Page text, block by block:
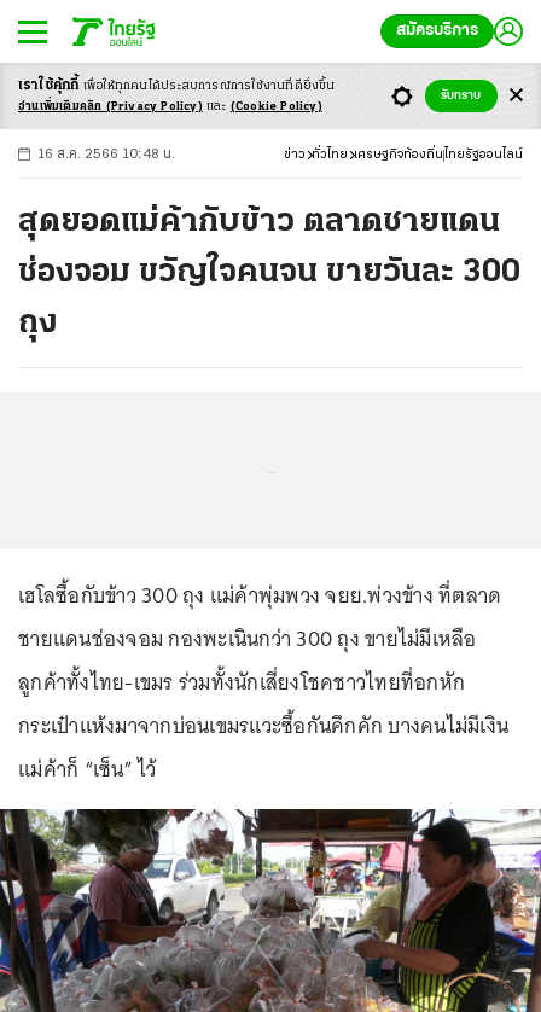
สมัครบริการ
-ก ก ก+
16 ส.ค. 2566 10:48 น. ข่าว ทั่วไทย เศรษฐกิจท้องถิ่น ไทยรัฐออนไลน์
สุดยอดแม่ค้ากับข้าว ตลาดชายแดน
ช่องจอม ขวัญใจคนจน ขายวันละ 300
ถุง
เฮโลซื้อกับข้าว 300 ถุง แม่ค้าพุ่มพวง จยย.พ่วงข้าง ที่ตลาด
ชายแดนช่องจอม กองพะเนินกว่า 300 ถุง ขายไม่มีเหลือ
ลูกค้าทั้งไทย-เขมร ร่วมทั้งนักเสี่ยงโชคชาวไทยที่อกหัก
กระเป๋าแห้งมาจากบ่อนเขมรแวะซื้อกันคึกคัก บางคนไม่มีเงิน
แม่ค้าก็ “เซ็น” ไว้
เราใช้คุ้กกี้ เพื่อให้ทุกคนได้ประสบการณ์การใช้งานที่ดียิ่งขึ้น
อ่านเพิ่มเติมคลิก (Privacy Policy) และ (Cookie Policy)
รับทราบ